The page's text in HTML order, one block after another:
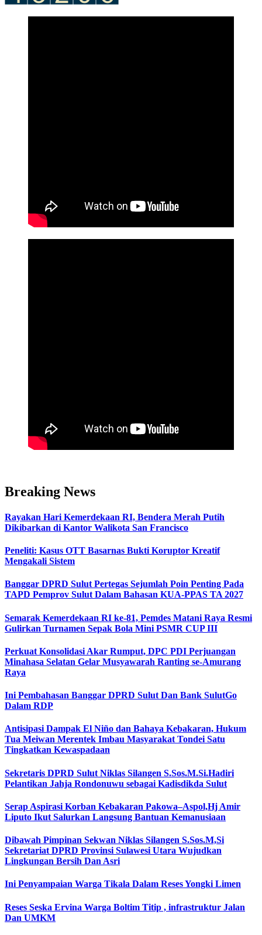
Breaking News
Rayakan Hari Kemerdekaan RI, Bendera Merah Putih
Dikibarkan di Kantor Walikota San Francisco
Peneliti: Kasus OTT Basarnas Bukti Koruptor Kreatif
Mengakali Sistem
Banggar DPRD Sulut Pertegas Sejumlah Poin Penting Pada
TAPD Pemprov Sulut Dalam Bahasan KUA-PPAS TA 2027
Semarak Kemerdekaan RI ke-81, Pemdes Matani Raya Resmi
Gulirkan Turnamen Sepak Bola Mini PSMR CUP III
Perkuat Konsolidasi Akar Rumput, DPC PDI Perjuangan
Minahasa Selatan Gelar Musyawarah Ranting se-Amurang
Raya
Ini Pembahasan Banggar DPRD Sulut Dan Bank SulutGo
Dalam RDP
Antisipasi Dampak El Niño dan Bahaya Kebakaran, Hukum
Tua Meiwan Merentek Imbau Masyarakat Tondei Satu
Tingkatkan Kewaspadaan
Sekretaris DPRD Sulut Niklas Silangen S.Sos.M.Si.Hadiri
Pelantikan Jahja Rondonuwu sebagai Kadisdikda Sulut
Serap Aspirasi Korban Kebakaran Pakowa–Aspol,Hj Amir
Liputo Ikut Salurkan Langsung Bantuan Kemanusiaan
Dibawah Pimpinan Sekwan Niklas Silangen S.Sos.M,Si
Sekretariat DPRD Provinsi Sulawesi Utara Wujudkan
Lingkungan Bersih Dan Asri
Ini Penyampaian Warga Tikala Dalam Reses Yongki Limen
Reses Seska Ervina Warga Boltim Titip , infrastruktur Jalan
Dan UMKM